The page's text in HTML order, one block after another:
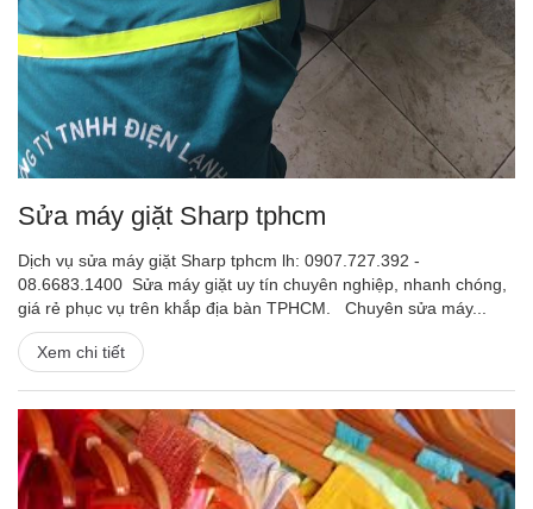
Sửa máy giặt Sharp tphcm
Dịch vụ sửa máy giặt Sharp tphcm lh: 0907.727.392 -
08.6683.1400 Sửa máy giặt uy tín chuyên nghiệp, nhanh chóng,
giá rẻ phục vụ trên khắp địa bàn TPHCM. Chuyên sửa máy...
Xem chi tiết